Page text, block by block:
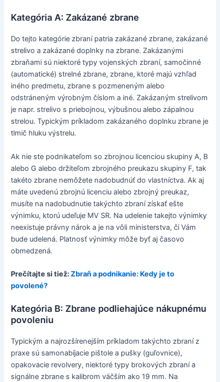
Kategória A: Zakázané zbrane
Do tejto kategórie zbraní patria zakázané zbrane, zakázané
strelivo a zakázané doplnky na zbrane. Zakázanými
zbraňami sú niektoré typy vojenských zbraní, samočinné
(automatické) strelné zbrane, zbrane, ktoré majú vzhľad
iného predmetu, zbrane s pozmeneným alebo
odstráneným výrobným číslom a iné. Zakázaným strelivom
je napr. strelivo s priebojnou, výbušnou alebo zápalnou
strelou. Typickým príkladom zakázaného doplnku zbrane je
tlmič hluku výstrelu.
Ak nie ste podnikateľom so zbrojnou licenciou skupiny A, B
alebo G alebo držiteľom zbrojného preukazu skupiny F, tak
takéto zbrane nemôžete nadobudnúť do vlastníctva. Ak aj
máte uvedenú zbrojnú licenciu alebo zbrojný preukaz,
musíte na nadobudnutie takýchto zbraní získať ešte
výnimku, ktorú udeľuje MV SR. Na udelenie takejto výnimky
neexistuje právny nárok a je na vôli ministerstva, či Vám
bude udelená. Platnosť výnimky môže byť aj časovo
obmedzená.
Prečítajte si tiež:Zbraň a podnikanie: Kedy je to
povolené?
Kategória B: Zbrane podliehajúce nákupnému
povoleniu
Typickým a najrozšírenejším príkladom takýchto zbraní z
praxe sú samonabíjacie pištole a pušky (guľovnice),
opakovacie revolvery, niektoré typy brokových zbraní a
signálne zbrane s kalibrom väčším ako 19 mm. Na